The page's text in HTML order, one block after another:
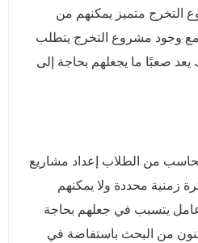
متميز يمكنهم من
وجود مشروع التخرج يتطلب
يعد صعبًا ما يجعلهم بحاجة إلى
من الطلاب إعداد مشاريع
زمنية محددة ولا يمكنهم
يتسبب في جعلهم بحاجة
من البحث باستفاضة في